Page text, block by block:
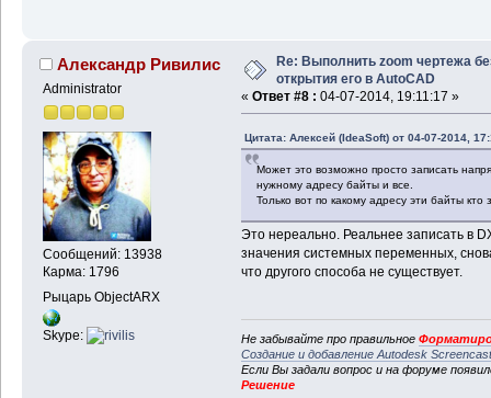
Александр Ривилис
Administrator
Сообщений: 13938
Карма: 1796
Рыцарь ObjectARX
Skype:
Re: Выполнить zoom чертежа
открытия его в AutoCAD
« Ответ #8 : 04-07-2014, 19:11:17 »
Цитата: Алексей (IdeaSoft) от 04-07-2014,
Может это возможно просто записать
нужному адресу байты и все.
Только вот по какому адресу эти байты
Это нереально. Реальнее записать в
значения системных переменных,
что другого способа не существует.
Не забывайте про правильное
Создание и добавление Autodesk
Если Вы задали вопрос и на форуме
Решение